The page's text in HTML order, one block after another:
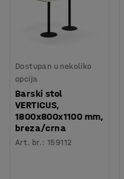
Dostupan u nekoliko
opcija
Barski stol
VERTICUS,
1800x800x1100 mm,
breza/crna
Art. br.:159112